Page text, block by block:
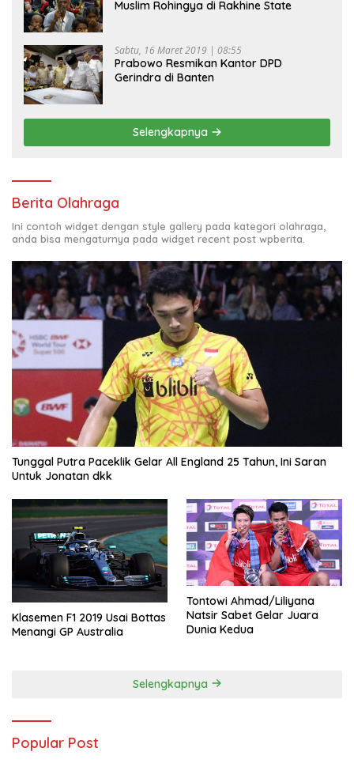
Muslim Rohingya di Rakhine State
Sabtu, 16 Maret 2019 | 08:55
Prabowo Resmikan Kantor DPD
Gerindra di Banten
Selengkapnya
Berita Olahraga
Ini contoh widget dengan style gallery pada kategori olahraga,
anda bisa mengaturnya pada widget recent post wpberita.
Tunggal Putra Paceklik Gelar All England 25 Tahun, Ini Saran
Untuk Jonatan dkk
Klasemen F1 2019 Usai Bottas
Menangi GP Australia
Tontowi Ahmad/Liliyana
Natsir Sabet Gelar Juara
Dunia Kedua
Selengkapnya
Popular Post